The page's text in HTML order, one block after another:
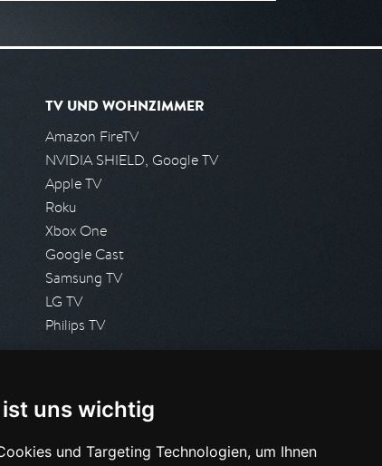
uns wichtig
und Targeting Technologien, um Ihnen
TV UND WOHNZIMMER
Amazon FireTV
NVIDIA SHIELD, Google TV
Apple TV
Roku
Xbox One
Google Cast
Samsung TV
LG TV
Philips TV
Presseanfrage stellen